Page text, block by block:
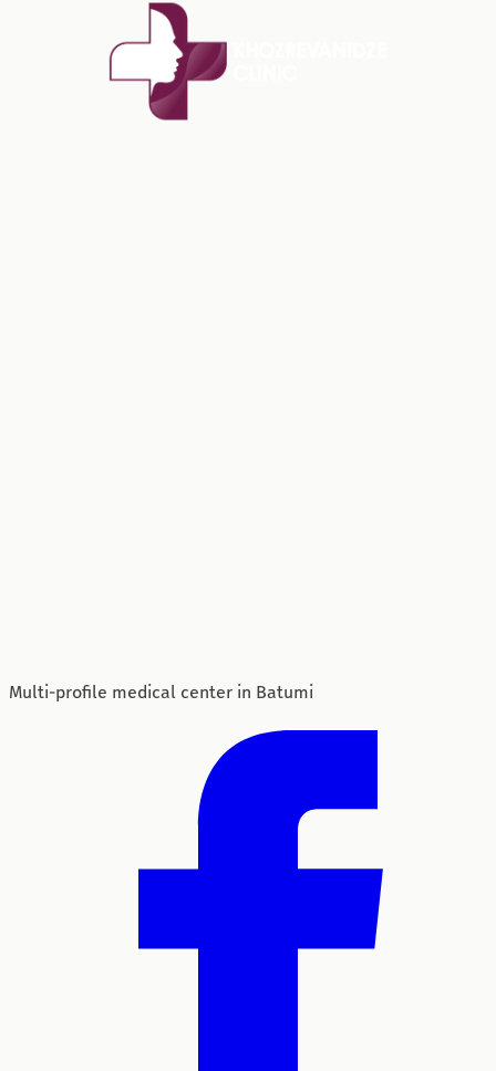
Multi-profile medical center in Batumi